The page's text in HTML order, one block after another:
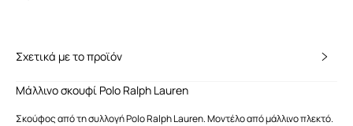
Σχετικά με το προϊόν
Μάλλινο σκουφί Polo Ralph Lauren
Σκούφος από τη συλλογή Polo Ralph Lauren. Μοντέλο από μάλλινο πλεκτό.